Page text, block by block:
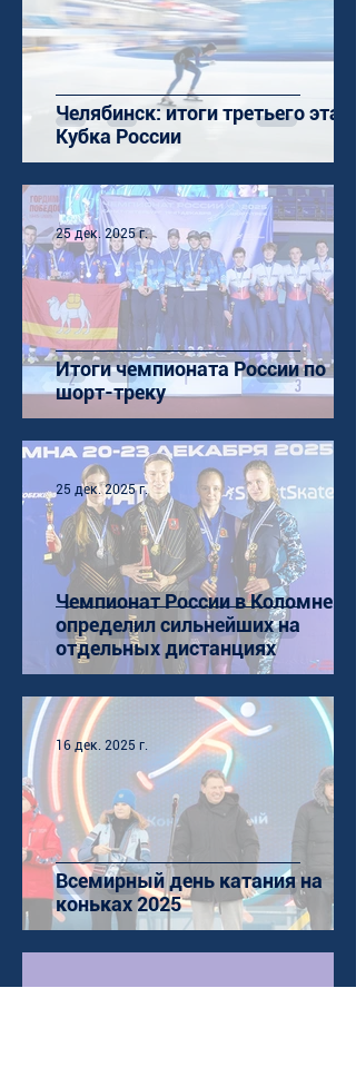
Челябинск: итоги третьего этапа
Кубка России
Итоги чемпионата России по
шорт-треку
25 дек. 2025 г.
Чемпионат России в Коломне
определил сильнейших на
отдельных дистанциях
25 дек. 2025 г.
Всемирный день катания на
коньках 2025
16 дек. 2025 г.